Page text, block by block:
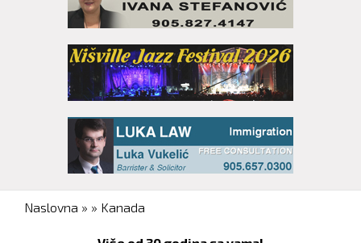
You are here
Naslovna » » Kanada